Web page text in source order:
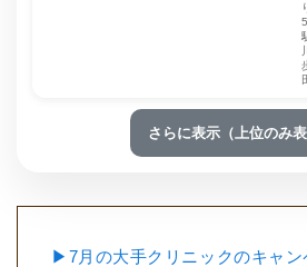
さらに表示（上位のみ表
▶7月の大手クリニックのキャン